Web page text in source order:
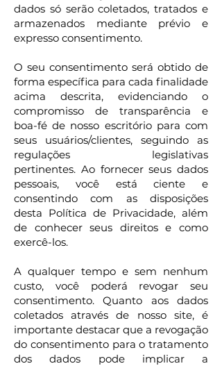
dados só serão coletados, tratados e
armazenados mediante prévio e
expresso consentimento.
O seu consentimento será obtido de
forma específica para cada finalidade
acima descrita, evidenciando o
compromisso de transparência e
boa-fé de nosso escritório para com
seus usuários/clientes, seguindo as
regulações legislativas
pertinentes. Ao fornecer seus dados
pessoais, você está ciente e
consentindo com as disposições
desta Política de Privacidade, além
de conhecer seus direitos e como
exercê-los.
A qualquer tempo e sem nenhum
custo, você poderá revogar seu
consentimento.Quanto aos dados
coletados através de nosso site, é
importante destacar que a revogação
do consentimento para o tratamento
dos dados pode implicar a